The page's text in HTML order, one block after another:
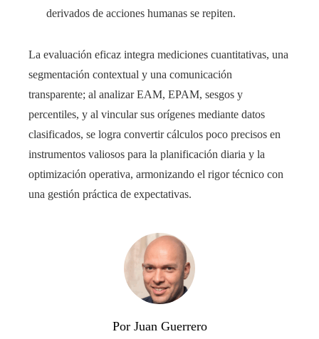
derivados de acciones humanas se repiten.
La evaluación eficaz integra mediciones cuantitativas, una
segmentación contextual y una comunicación
transparente; al analizar EAM, EPAM, sesgos y
percentiles, y al vincular sus orígenes mediante datos
clasificados, se logra convertir cálculos poco precisos en
instrumentos valiosos para la planificación diaria y la
optimización operativa, armonizando el rigor técnico con
una gestión práctica de expectativas.
Por Juan Guerrero